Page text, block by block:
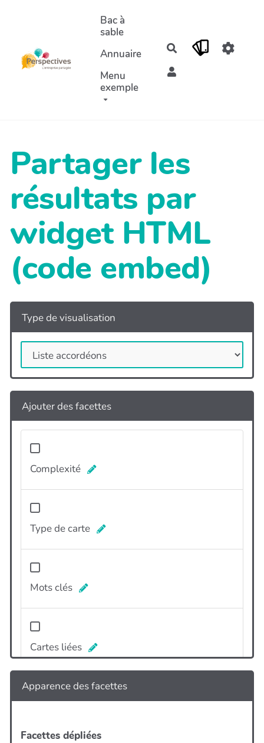
Aller au contenu principal
Bac à
sable
Annuaire
Menu
exemple
Rechercher
Partager les
résultats par
widget HTML
(code embed)
Type de visualisation
Ajouter des facettes
Complexité
Type de carte
Mots clés
Cartes liées
Apparence des facettes
Facettes dépliées